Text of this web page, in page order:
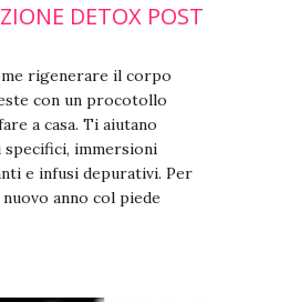
DETOX POST
rigenerare il corpo
con un procotollo
a casa. Ti aiutano
specifici, immersioni
e infusi depurativi. Per
anno col piede